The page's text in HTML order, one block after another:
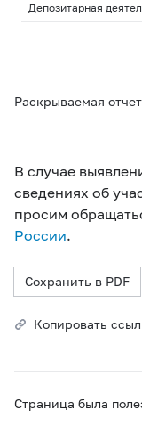
Депозитарная
Раскрываемая
В случае
сведениях об
просим
России.
Сохранить в PDF
Копировать
Страница была